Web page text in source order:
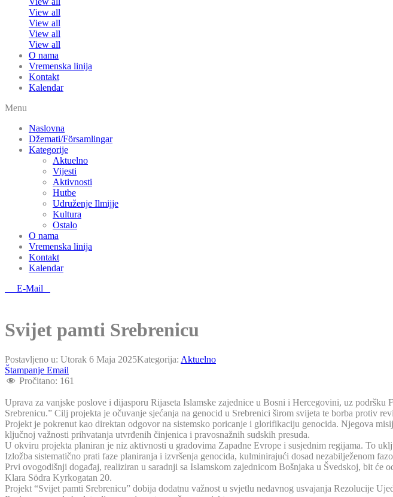
View all
View all
View all
View all
O nama
Vremenska linija
Kontakt
Kalendar
Menu
Naslovna
Džemati/Församlingar
Kategorije
Aktuelno
Vijesti
Aktivnosti
Hutbe
Udruženje Ilmijje
Kultura
Ostalo
O nama
Vremenska linija
Kontakt
Kalendar
E-Mail
Svijet pamti Srebrenicu
Postavljeno u: Utorak 6 Maja 2025Kategorija: Aktuelno
Štampanje Email
Pročitano: 161
Uprava za vanjske poslove i dijasporu Rijaseta Islamske zajednice u Bosni i Hercegovini, uz
Srebrenicu.” Cilj projekta je očuvanje sjećanja na genocid u Srebrenici širom svijeta te borba protiv
Projekt je pokrenut kao direktan odgovor na sistemsko poricanje i glorifikaciju genocida. Njegova
ključnoj važnosti prihvatanja utvrđenih činjenica i pravosnažnih sudskih presuda.
U okviru projekta planiran je niz aktivnosti u gradovima Zapadne Evrope i susjednim regijama. To
Izložba sistematično prati faze planiranja i izvršenja genocida, kulminirajući dosad nezabilježenom
Prvi ovogodišnji događaj, realiziran u saradnji sa Islamskom zajednicom Bošnjaka u Švedskoj, bit
Klara Södra Kyrkogatan 20.
Projekt “Svijet pamti Srebrenicu” dobija dodatnu važnost u svjetlu nedavnog usvajanja Rezolucije